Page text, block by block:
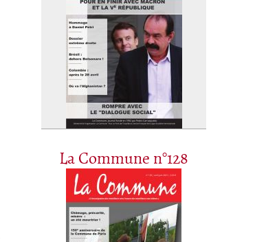
La Commune n°128